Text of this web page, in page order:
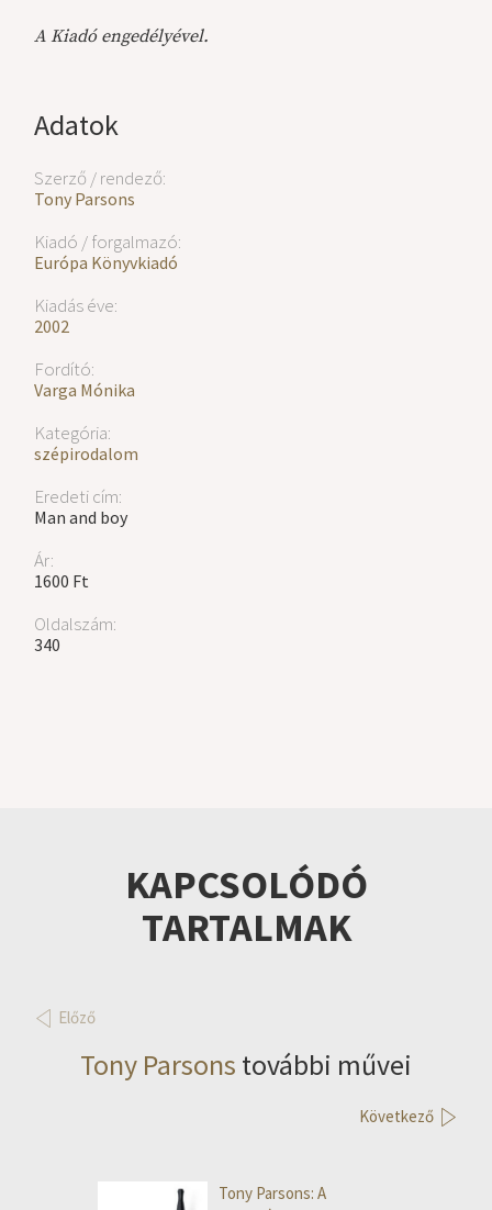
Adatok
Szerző / rendező:
Tony Parsons
Kiadó / forgalmazó:
Európa Könyvkiadó
Kiadás éve:
2002
Fordító:
Varga Mónika
Kategória:
szépirodalom
Eredeti cím:
Man and boy
Ár:
1600 Ft
Oldalszám:
340
A Kiadó engedélyével.
KAPCSOLÓDÓ
TARTALMAK
Előző
Tony Parsons további művei
Következő
Tony Parsons: A